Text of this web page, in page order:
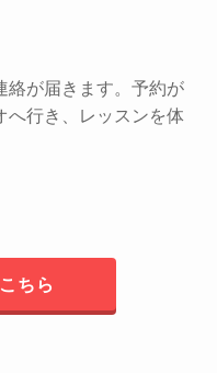
絡が届きます。予約が
へ行き、レッスンを体
ちら